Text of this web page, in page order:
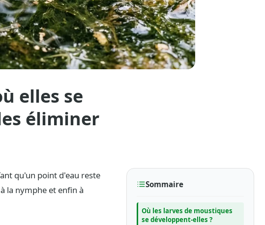
elles se
éliminer
qu'un point d'eau reste
la nymphe et enfin à
Sommaire
Où les larves de moustiques
se développent-elles ?